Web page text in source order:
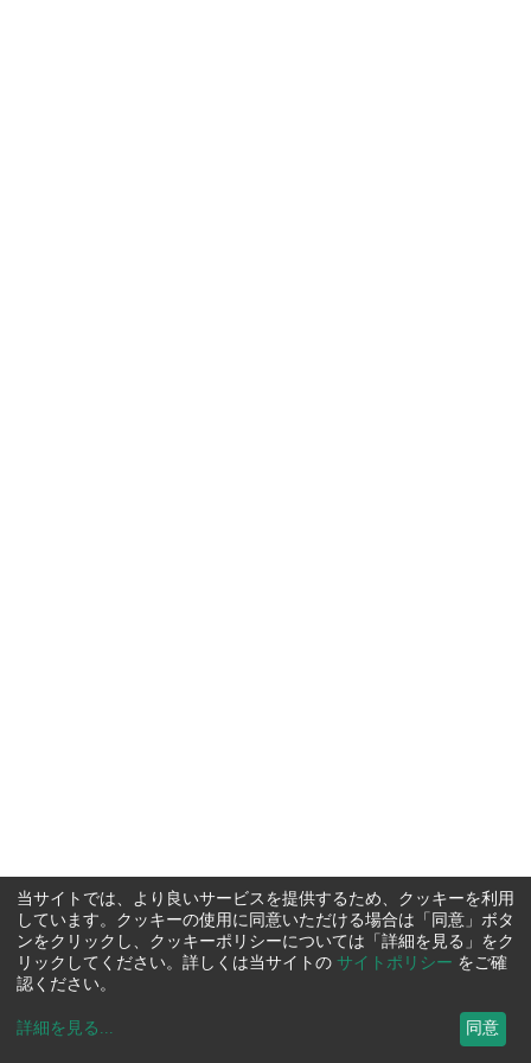
当サイトでは、より良いサービスを提供するため、クッキーを利用
しています。クッキーの使用に同意いただける場合は「同意」ボタ
ンをクリックし、クッキーポリシーについては「詳細を見る」をク
リックしてください。詳しくは当サイトの サイトポリシー をご確
認ください。
詳細を見る ... 同意